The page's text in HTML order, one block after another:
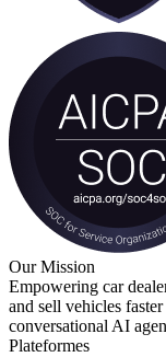
Our Mission
Empowering car
and sell vehicles
conversational AI
Plateformes